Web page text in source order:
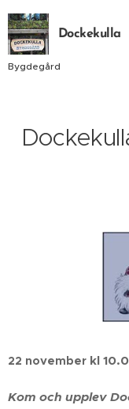
Dockekulla
Bygdegård
22 november kl
Kom och upplev